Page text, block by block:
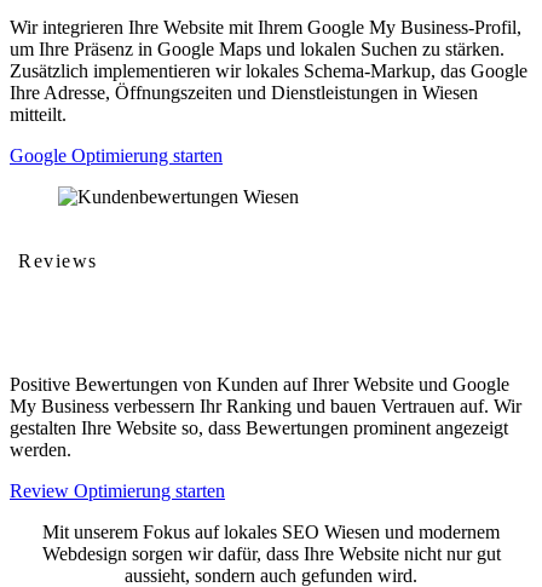
Wir integrieren Ihre Website mit Ihrem Google My Business-Profil,
um Ihre Präsenz in Google Maps und lokalen Suchen zu stärken.
Zusätzlich implementieren wir lokales Schema-Markup, das Google
Ihre Adresse, Öffnungszeiten und Dienstleistungen in Wiesen
mitteilt.
Google Optimierung starten
Reviews
Positive Bewertungen von Kunden auf Ihrer Website und Google
My Business verbessern Ihr Ranking und bauen Vertrauen auf. Wir
gestalten Ihre Website so, dass Bewertungen prominent angezeigt
werden.
Review Optimierung starten
Mit unserem Fokus auf lokales SEO Wiesen und modernem
Webdesign sorgen wir dafür, dass Ihre Website nicht nur gut
aussieht, sondern auch gefunden wird.